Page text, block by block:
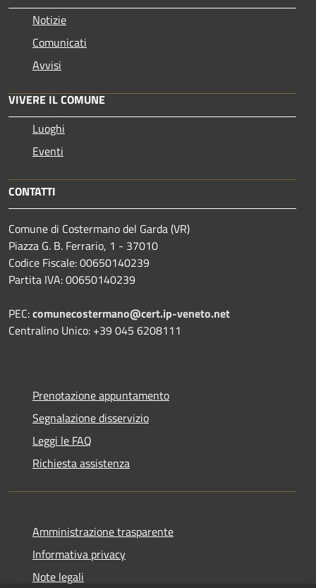
Notizie
Comunicati
Avvisi
VIVERE IL COMUNE
Luoghi
Eventi
CONTATTI
Comune di Costermano del Garda (VR)
Piazza G. B. Ferrario, 1 - 37010
Codice Fiscale: 00650140239
Partita IVA: 00650140239
PEC:comunecostermano@cert.ip-veneto.net
Centralino Unico: +39 045 6208111
Prenotazione appuntamento
Segnalazione disservizio
Leggi le FAQ
Richiesta assistenza
Amministrazione trasparente
Informativa privacy
Note legali